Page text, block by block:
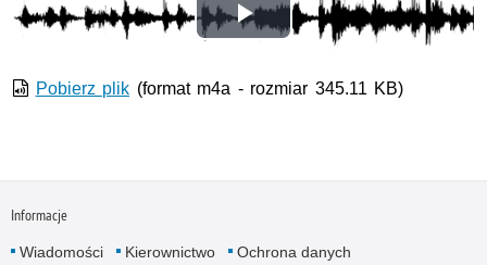
Odtwórz
wideo
Pobierz plik (format m4a - rozmiar 345.11 KB)
Informacje
Wiadomości Kierownictwo
Ochrona danych